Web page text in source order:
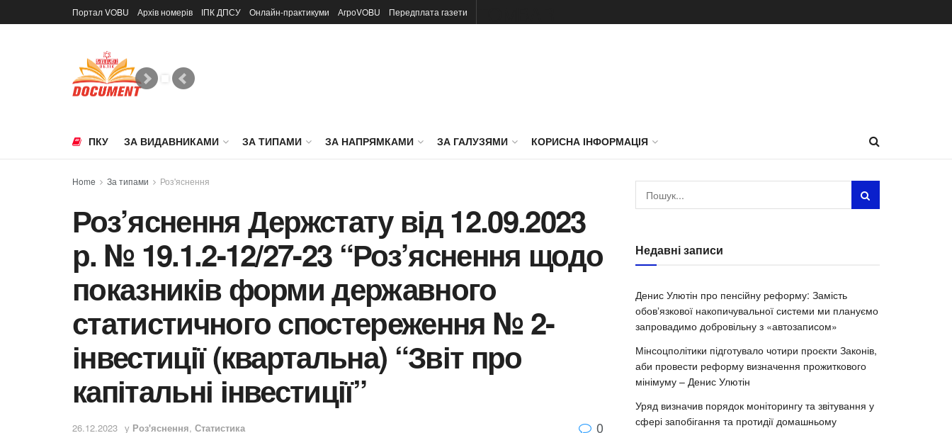
Портал VOBU Архів номерів ІПК ДПСУ Онлайн-практикуми АгроVOBU Передплата газети
ПКУ ЗА ВИДАВНИКАМИ ЗА ТИПАМИ ЗА НАПРЯМКАМИ ЗА ГАЛУЗЯМИ КОРИСНА ІНФОРМАЦІЯ
Home За типами Роз'яснення
Роз’яснення Держстату від 12.09.2023
р. № 19.1.2-12/27-23 “Роз’яснення щодо
показників форми державного
статистичного спостереження № 2-
інвестиції (квартальна) “Звіт про
капітальні інвестиції”
26.12.2023 у Роз'яснення, Статистика 0
Недавні записи
Денис Улютін про пенсійну реформу: Замість
обовʼязкової накопичувальної системи ми плануємо
запровадимо добровільну з «автозаписом»
Мінсоцполітики підготувало чотири проєкти Законів,
аби провести реформу визначення прожиткового
мінімуму – Денис Улютін
Уряд визначив порядок моніторингу та звітування у
сфері запобігання та протидії домашньому